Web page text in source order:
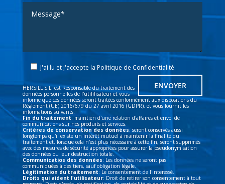
J'ai lu et j'accepte la Politique de Confidentialité
HERSILL S.L. est Responsable du traitement des
données personnelles de l'utililisateur et vous
informe que ces données seront traitées conformément aux dispositions du
Règlement (UE) 2016/679 du 27 avril 2016 (GDPR), et vous fournit les
informations suivants:
Fin du traitement: maintien d'une relation d'affaires et envoi de
communications sur nos produits et services.
Critères de conservation des données: seront conservés aussi
longtemps qu'il existe un intérêt mutuel à maintenir la finalité du
traitement et, lorsque cela n'est plus nécessaire à cette fin, seront supprimés
avec des mesures de sécurité appropriées pour assurer la pseudonymisation
des données ou leur destruction totale.
Communicatios des données: Les données ne seront pas
communiquées à des tiers, sauf obligation légale.
Légitimation du traitement: Le consentement de l'interessé.
Droits qui aident l'utilisateur: Droit de retirer son consentement à tout